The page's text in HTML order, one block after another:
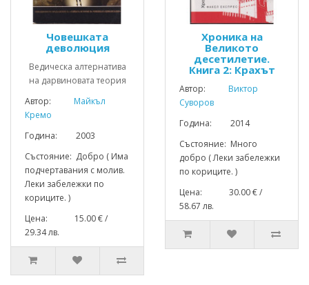
Човешката
деволюция
Ведическа алтернатива
на дарвиновата теория
Автор:
Майкъл
Кремо
Година: 2003
Състояние: Добро ( Има
подчертавания с молив.
Леки забележки по
кориците. )
Цена: 15.00 € /
29.34 лв.
Хроника на
Великото
десетилетие.
Книга 2: Крахът
Автор:
Виктор
Суворов
Година: 2014
Състояние: Много
добро ( Леки забележки
по кориците. )
Цена: 30.00 € /
58.67 лв.